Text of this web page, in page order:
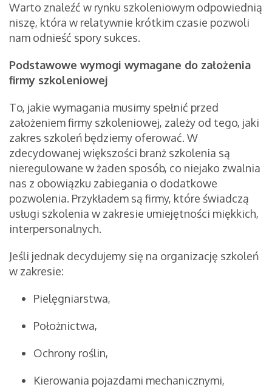
Warto znaleźć w rynku szkoleniowym odpowiednią
niszę, która w relatywnie krótkim czasie pozwoli
nam odnieść spory sukces.
Podstawowe wymogi wymagane do założenia
firmy szkoleniowej
To, jakie wymagania musimy spełnić przed
założeniem firmy szkoleniowej, zależy od tego, jaki
zakres szkoleń będziemy oferować. W
zdecydowanej większości branż szkolenia są
nieregulowane w żaden sposób, co niejako zwalnia
nas z obowiązku zabiegania o dodatkowe
pozwolenia. Przykładem są firmy, które świadczą
usługi szkolenia w zakresie umiejętności miękkich,
interpersonalnych.
Jeśli jednak decydujemy się na organizację szkoleń
w zakresie:
Pielęgniarstwa,
Położnictwa,
Ochrony roślin,
Kierowania pojazdami mechanicznymi,